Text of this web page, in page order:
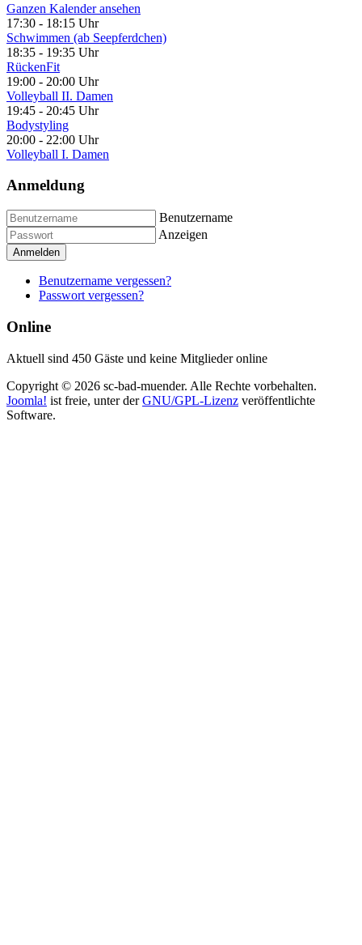
Ganzen Kalender ansehen
17:30 - 18:15 Uhr
Schwimmen (ab Seepferdchen)
18:35 - 19:35 Uhr
RückenFit
19:00 - 20:00 Uhr
Volleyball II. Damen
19:45 - 20:45 Uhr
Bodystyling
20:00 - 22:00 Uhr
Volleyball I. Damen
Anmeldung
Benutzername
Anzeigen
Anmelden
Benutzername vergessen?
Passwort vergessen?
Online
Aktuell sind 450 Gäste und keine Mitglieder online
Copyright © 2026 sc-bad-muender. Alle Rechte vorbehalten.
Joomla! ist freie, unter derGNU/GPL-Lizenz veröffentlichte
Software.